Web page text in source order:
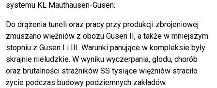
systemu KL Mauthausen-Gusen.
Do drążenia tuneli oraz pracy przy produkcji zbrojeniowej
zmuszano więźniów z obozu Gusen II, a także w mniejszym
stopniu z Gusen I i III. Warunki panujące w kompleksie były
skrajnie nieludzkie. W wyniku wyczerpania, głodu, chorób
oraz brutalności strażników SS tysiące więźniów straciło
życie podczas budowy podziemnych zakładów.